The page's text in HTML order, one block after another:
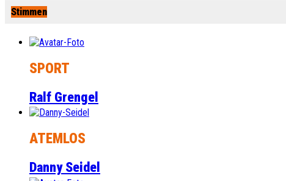
Stimmen
SPORT
Ralf Grengel
ATEMLOS
Danny Seidel